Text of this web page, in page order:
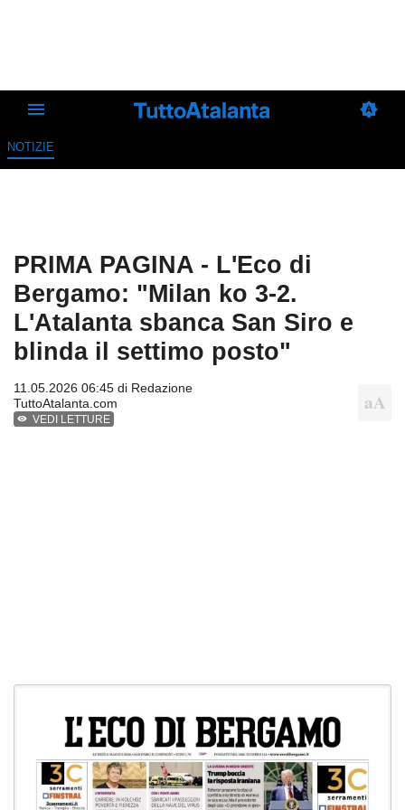
NOTIZIE
PRIMA PAGINA - L'Eco di
Bergamo: "Milan ko 3-2.
L'Atalanta sbanca San Siro e
blinda il settimo posto"
11.05.2026 06:45 di Redazione
TuttoAtalanta.com
VEDI LETTURE